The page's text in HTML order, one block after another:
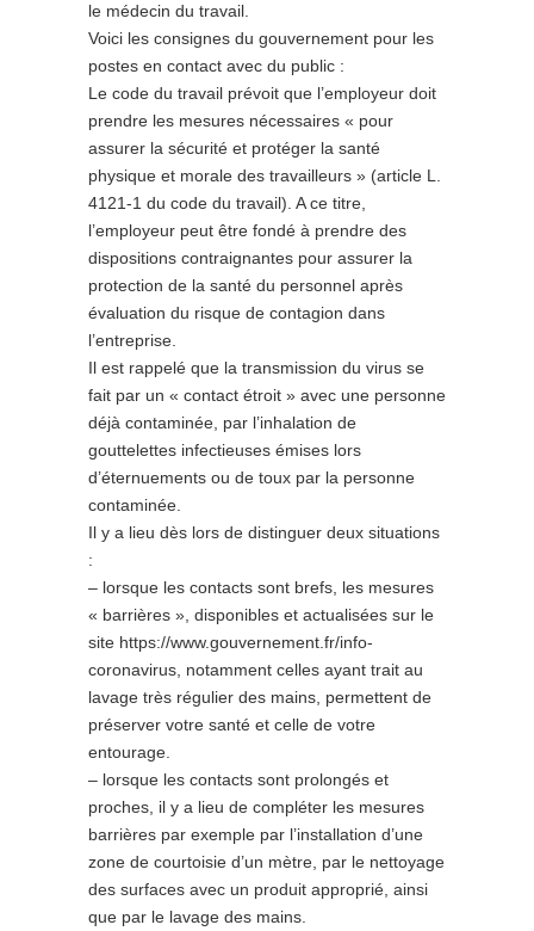
le médecin du travail.
Voici les consignes du gouvernement pour les
postes en contact avec du public :
Le code du travail prévoit que l’employeur doit
prendre les mesures nécessaires « pour
assurer la sécurité et protéger la santé
physique et morale des travailleurs » (article L.
4121-1 du code du travail). A ce titre,
l’employeur peut être fondé à prendre des
dispositions contraignantes pour assurer la
protection de la santé du personnel après
évaluation du risque de contagion dans
l’entreprise.
Il est rappelé que la transmission du virus se
fait par un « contact étroit » avec une personne
déjà contaminée, par l’inhalation de
gouttelettes infectieuses émises lors
d’éternuements ou de toux par la personne
contaminée.
Il y a lieu dès lors de distinguer deux situations
:
– lorsque les contacts sont brefs, les mesures
« barrières », disponibles et actualisées sur le
site https://www.gouvernement.fr/info-
coronavirus, notamment celles ayant trait au
lavage très régulier des mains, permettent de
préserver votre santé et celle de votre
entourage.
– lorsque les contacts sont prolongés et
proches, il y a lieu de compléter les mesures
barrières par exemple par l’installation d’une
zone de courtoisie d’un mètre, par le nettoyage
des surfaces avec un produit approprié, ainsi
que par le lavage des mains.